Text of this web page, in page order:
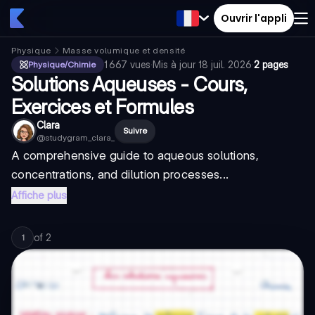
Ouvrir l'appli
Physique
Masse volumique et densité
Physique/Chimie
1 667 vues·Mis à jour18 juil. 2026·2 pages
Solutions Aqueuses - Cours,
Exercices et Formules
Clara
@studygram_clara_
Suivre
A comprehensive guide to aqueous solutions,
concentrations, and dilution processes...
Affiche plus
1 of 2